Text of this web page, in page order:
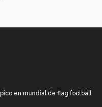
en mundial de flag football